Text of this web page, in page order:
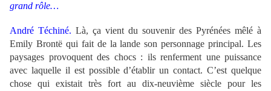
grand rôle…
André Téchiné. Là, ça vient du souvenir des Pyrénées mêlé à
Emily Brontë qui fait de la lande son personnage principal. Les
paysages provoquent des chocs : ils renferment une puissance
avec laquelle il est possible d’établir un contact. C’est quelque
chose qui existait très fort au dix-neuvième siècle pour les